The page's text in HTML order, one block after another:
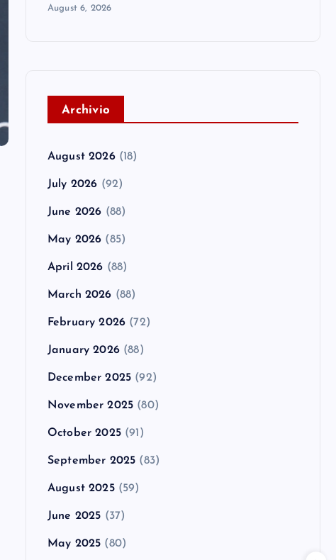
August 6, 2026
Archivio
August 2026(18)
July 2026 (92)
June 2026 (88)
May 2026 (85)
April 2026 (88)
March 2026 (88)
February 2026 (72)
January 2026(88)
December 2025 (92)
November 2025 (80)
October 2025(91)
September 2025 (83)
August 2025(59)
June 2025 (37)
May 2025 (80)